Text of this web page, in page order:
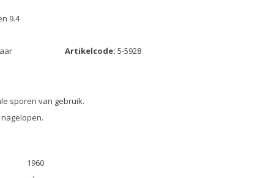
9.4
Artikelcode: 5-5928
sporen van gebruik.
1960